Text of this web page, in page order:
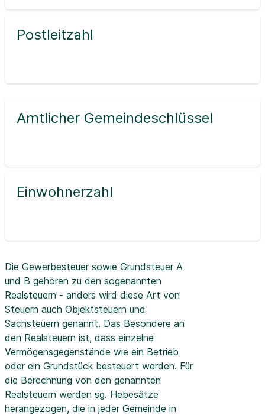
Postleitzahl
Amtlicher Gemeindeschlüssel
Einwohnerzahl
Die Gewerbesteuer sowie Grundsteuer A
und B gehören zu den sogenannten
Realsteuern - anders wird diese Art von
Steuern auch Objektsteuern und
Sachsteuern genannt. Das Besondere an
den Realsteuern ist, dass einzelne
Vermögensgegenstände wie ein Betrieb
oder ein Grundstück besteuert werden. Für
die Berechnung von den genannten
Realsteuern werden sg. Hebesätze
herangezogen, die in jeder Gemeinde in